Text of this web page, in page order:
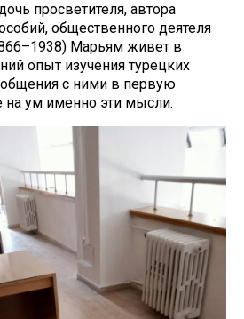
просветителя, автора
общественного деятеля
Марьям живет в
опыт изучения турецких
общения с ними в первую
на ум именно эти мысли.